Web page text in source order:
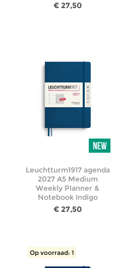
€ 27,50
Leuchtturm1917 agenda
2027 A5 Medium
Weekly Planner &
Notebook Indigo
€ 27,50
Op voorraad: 1